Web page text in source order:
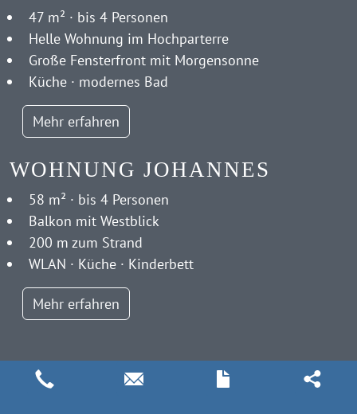
47 m² · bis 4 Personen
Helle Wohnung im Hochparterre
Große Fensterfront mit Morgensonne
Küche · modernes Bad
Mehr erfahren
WOHNUNG JOHANNES
58 m² · bis 4 Personen
Balkon mit Westblick
200 m zum Strand
WLAN · Küche · Kinderbett
Mehr erfahren